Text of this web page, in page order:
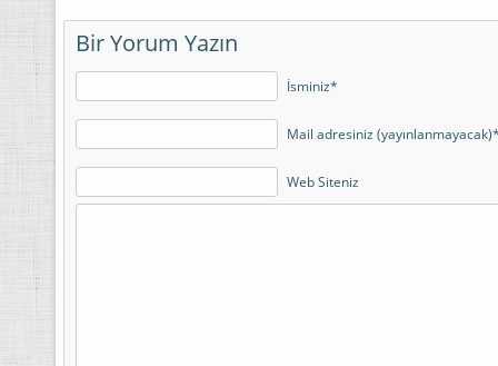
Bir Yorum Yazın
İsminiz*
Mail adresiniz
Web Siteniz